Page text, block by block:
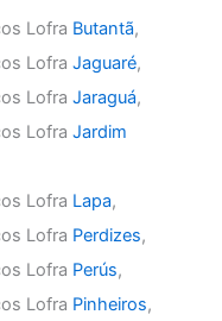
Lofra Butantã,
LofraJaguaré,
LofraJaraguá,
LofraJardim
Lofra Lapa,
Lofra Perdizes,
Lofra Perús,
Lofra Pinheiros,